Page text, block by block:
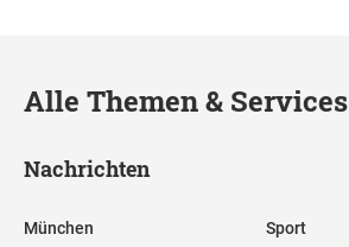
Alle Themen & Services
Nachrichten
München Sport